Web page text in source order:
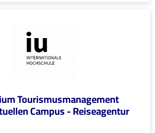
Tourismusmanagement
Campus - Reiseagentur